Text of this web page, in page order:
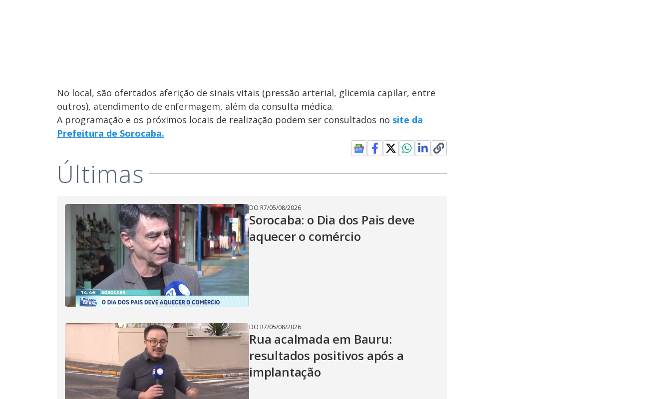
No local, são ofertados aferição de sinais vitais (pressão arterial, glicemia capilar, entre
outros), atendimento de enfermagem, além da consulta médica.
A programação e os próximos locais de realização podem ser consultados no site da
Prefeitura de Sorocaba.
Últimas
DO R7/05/08/2026
Sorocaba: o Dia dos Pais deve
aquecer o comércio
DO R7/05/08/2026
Rua acalmada em Bauru:
resultados positivos após a
implantação